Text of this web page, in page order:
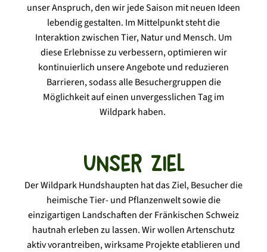
unser Anspruch, den wir jede Saison mit neuen Ideen
lebendig gestalten. Im Mittelpunkt steht die
Interaktion zwischen Tier, Natur und Mensch. Um
diese Erlebnisse zu verbessern, optimieren wir
kontinuierlich unsere Angebote und reduzieren
Barrieren, sodass alle Besuchergruppen die
Möglichkeit auf einen unvergesslichen Tag im
Wildpark haben.
Unser Ziel
Der Wildpark Hundshaupten hat das Ziel, Besucher die
heimische Tier- und Pflanzenwelt sowie die
einzigartigen Landschaften der Fränkischen Schweiz
hautnah erleben zu lassen. Wir wollen Artenschutz
aktiv vorantreiben, wirksame Projekte etablieren und